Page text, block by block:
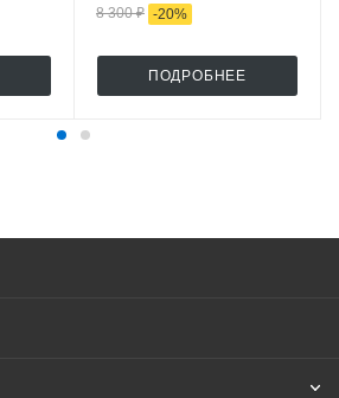
8 300 ₽ -20%
ПОДРОБНЕЕ